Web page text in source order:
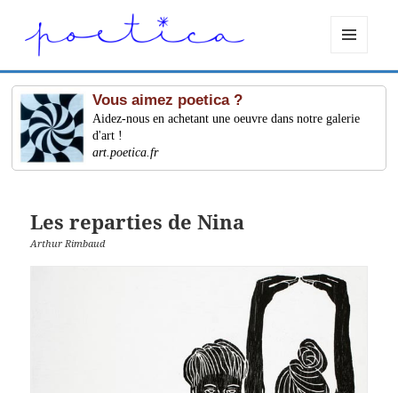
ET
WIDGETS
Vous aimez poetica ?
Aidez-nous en achetant une oeuvre dans notre galerie
d'art !
art.poetica.fr
Les reparties de Nina
Arthur Rimbaud